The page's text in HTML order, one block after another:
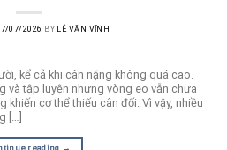
07/2026 BY LÊ VĂN VĨNH
kể cả khi cân nặng không quá cao.
và tập luyện nhưng vòng eo vẫn chưa
khiến cơ thể thiếu cân đối. Vì vậy, nhiều
[…]
reading →